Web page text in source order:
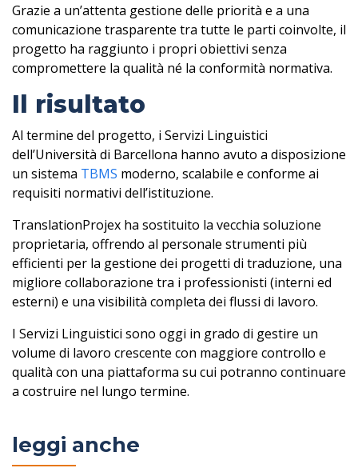
Grazie a un’attenta gestione delle priorità e a una
comunicazione trasparente tra tutte le parti coinvolte, il
progetto ha raggiunto i propri obiettivi senza
compromettere la qualità né la conformità normativa.
Il risultato
Al termine del progetto, i Servizi Linguistici
dell’Università di Barcellona hanno avuto a disposizione
un sistema TBMS moderno, scalabile e conforme ai
requisiti normativi dell’istituzione.
TranslationProjex ha sostituito la vecchia soluzione
proprietaria, offrendo al personale strumenti più
efficienti per la gestione dei progetti di traduzione, una
migliore collaborazione tra i professionisti (interni ed
esterni) e una visibilità completa dei flussi di lavoro.
I Servizi Linguistici sono oggi in grado di gestire un
volume di lavoro crescente con maggiore controllo e
qualità con una piattaforma su cui potranno continuare
a costruire nel lungo termine.
leggi anche